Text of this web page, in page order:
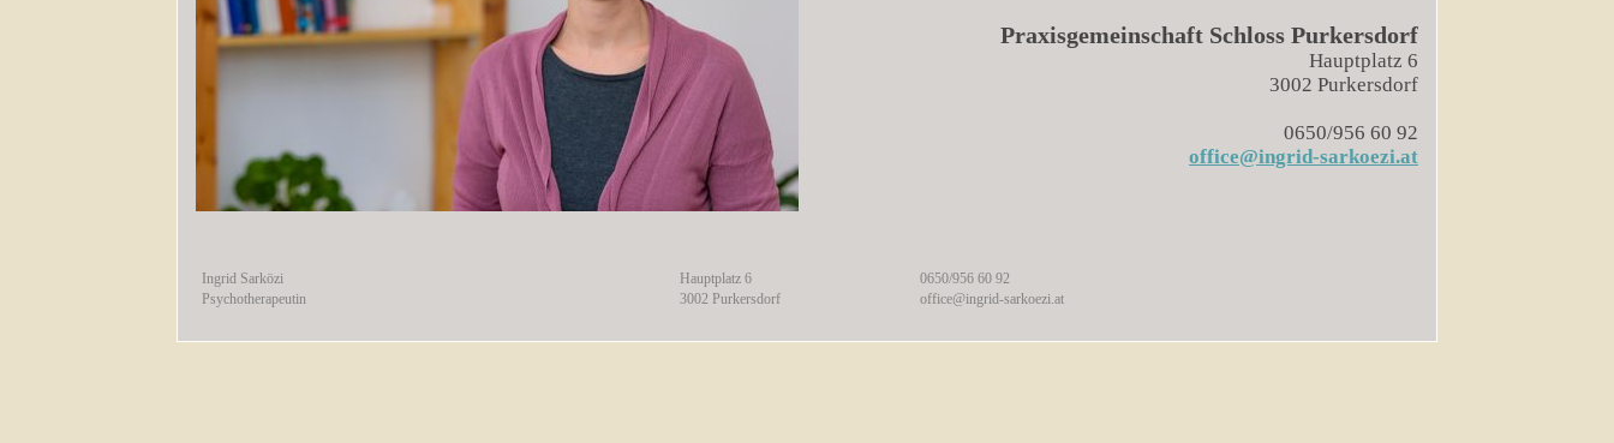
Praxisgemeinschaft Schloss Purkersdorf
Hauptplatz 6
3002 Purkersdorf
0650/956 60 92
office@ingrid-sarkoezi.at
Ingrid Sarközi
Psychotherapeutin
Hauptplatz 6
3002 Purkersdorf
0650/956 60 92
office@ingrid-sarkoezi.at